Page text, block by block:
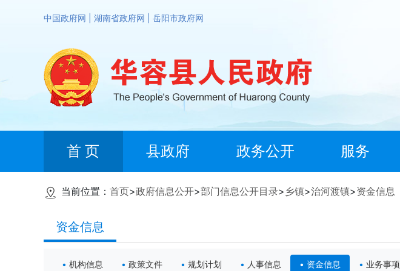
中国政府网 湖南省政府网 岳阳市政府网
首 页 县政府 政务公开 服务
当前位置： 首页>政府信息公开>部门信息公开目录> 乡镇>治河渡镇>资金信息
资金信息
机构信息 政策文件 规划计划 人事信息 资金信息 业务事项